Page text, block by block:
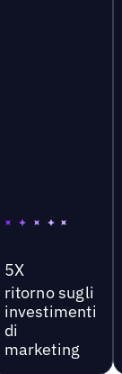
5X
ritorno sugli
investimenti
di
marketing